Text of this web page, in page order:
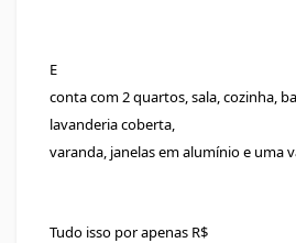
E
conta com 2 quartos, sala, cozinha,
lavanderia coberta,
varanda, janelas em alumínio e uma
Tudo isso por apenas R$